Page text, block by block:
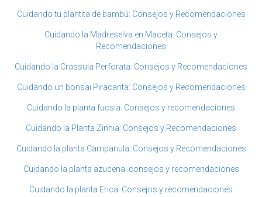
Cuidando tu plantita de bambú: Consejos y Recomendaciones
Cuidando la Madreselva en Maceta: Consejos y
Recomendaciones
Cuidando la Crassula Perforata: Consejos y Recomendaciones
Cuidando un bonsai Piracanta: Consejos y Recomendaciones
Cuidando la planta fucsia: Consejos y recomendaciones
Cuidando la Planta Zinnia: Consejos y Recomendaciones
Cuidando la planta Campanula: Consejos y Recomendaciones
Cuidando la planta azucena: consejos y recomendaciones
Cuidando la planta Erica: Consejos y recomendaciones